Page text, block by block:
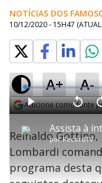
NOTÍCIAS DOS
10/12/2020 - 15H47
A+ A-
Adicione como fonte
porRecordTV
P V
t
a
r
0
e
g
A
a
n
r
1
s
e
g
L
o
a
d
e
:
1
.
8
4
%
Reinaldo
Lombardi
programa desta